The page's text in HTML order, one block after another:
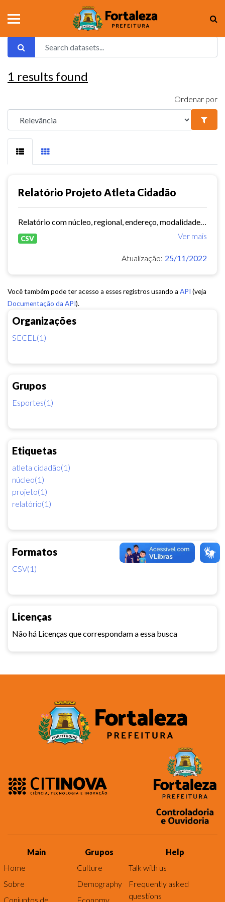
Organizações
SECEL(1)
Grupos
Esportes(1)
Etiquetas
atleta cidadão(1)
núcleo(1)
projeto(1)
relatório(1)
Formatos
CSV(1)
Licenças
Não há Licenças que correspondam a essa busca
1 results found
Ordenar por
Relatório Projeto Atleta Cidadão
Ver mais
CSV
Atualização: 25/11/2022
Você também pode ter acesso a esses registros usando a API (veja
Documentação da API).
Main
Home
Sobre
Conjuntos de
Grupos
Culture
Demography
Economy
Help
Talk with us
Frequently asked
questions